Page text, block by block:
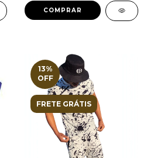
COMPRAR
13%
OFF
FRETE GRÁTIS